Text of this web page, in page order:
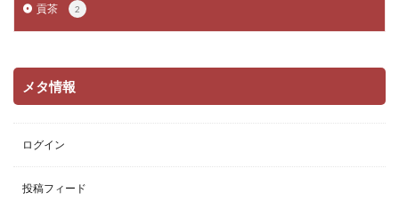
貢茶 2
メタ情報
ログイン
投稿フィード